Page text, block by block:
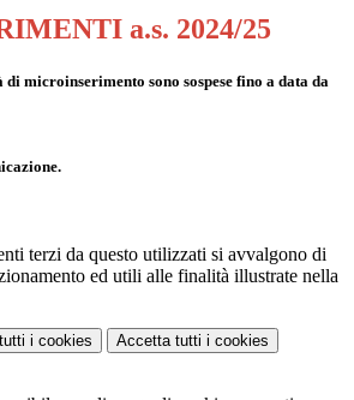
a.s. 2024/25
microinserimento sono sospese fino a data da
terzi da questo utilizzati si avvalgono di
ed utili alle finalità illustrate nella
i cookies Accetta tutti i cookies